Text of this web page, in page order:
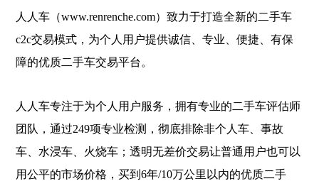
人人车（www.renrenche.com）致力于打造全新的二手车
c2c交易模式，为个人用户提供诚信、专业、便捷、有保
障的优质二手车交易平台。
人人车专注于为个人用户服务，拥有专业的二手车评估师
团队，通过249项专业检测，彻底排除非个人车、事故
车、水浸车、火烧车；透明无差价交易让普通用户也可以
用公平的市场价格，买到6年/10万公里以内的优质二手